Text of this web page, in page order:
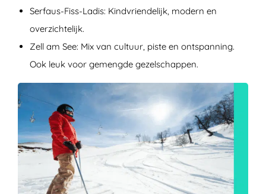
Serfaus-Fiss-Ladis: Kindvriendelijk, modern en
overzichtelijk.
Zell am See: Mix van cultuur, piste en ontspanning.
Ook leuk voor gemengde gezelschappen.